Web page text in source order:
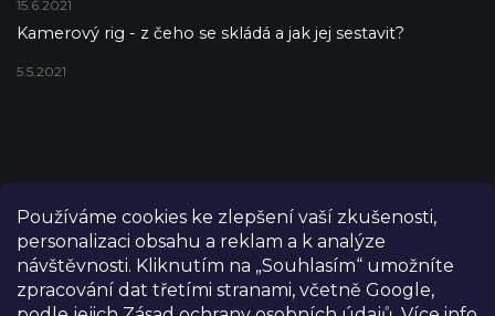
Používáme cookies ke zlepšení vaší zkušenosti,
personalizaci obsahu a reklam a k analýze
návštěvnosti. Kliknutím na „Souhlasím“ umožníte
zpracování dat třetími stranami, včetně Google,
15.6.2021
Kamerový rig - z čeho se skládá a jak jej sestavit?
5.5.2021